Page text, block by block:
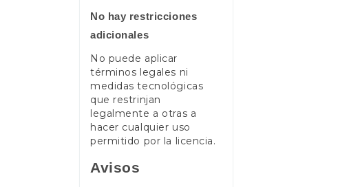
No hay restricciones
adicionales
No puede aplicar
términos legales ni
medidas tecnológicas
que restrinjan
legalmente a otras a
hacer cualquier uso
permitido por la licencia.
Avisos